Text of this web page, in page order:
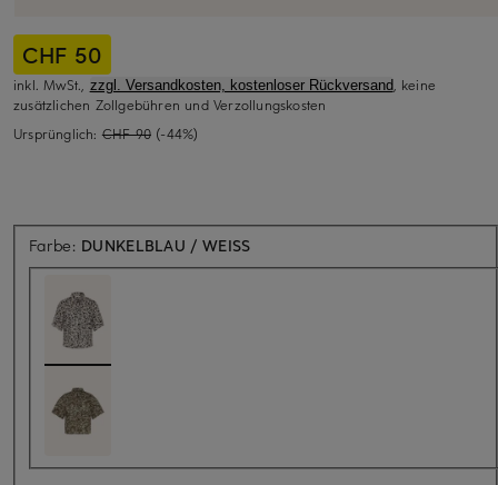
CHF 50
inkl. MwSt., zzgl. Versandkosten, kostenloser Rückversand, keine
zusätzlichen Zollgebühren und Verzollungskosten
Ursprünglich: CHF 90 (-44%)
Farbe: DUNKELBLAU / WEISS